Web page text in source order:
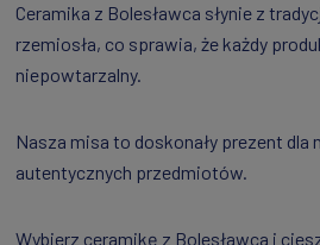
Ceramika z Bolesławca słynie z
rzemiosła, co sprawia, że każdy
niepowtarzalny.
Nasza misa to doskonały prezent dla
autentycznych przedmiotów.
Wybierz ceramikę z Bolesławca i